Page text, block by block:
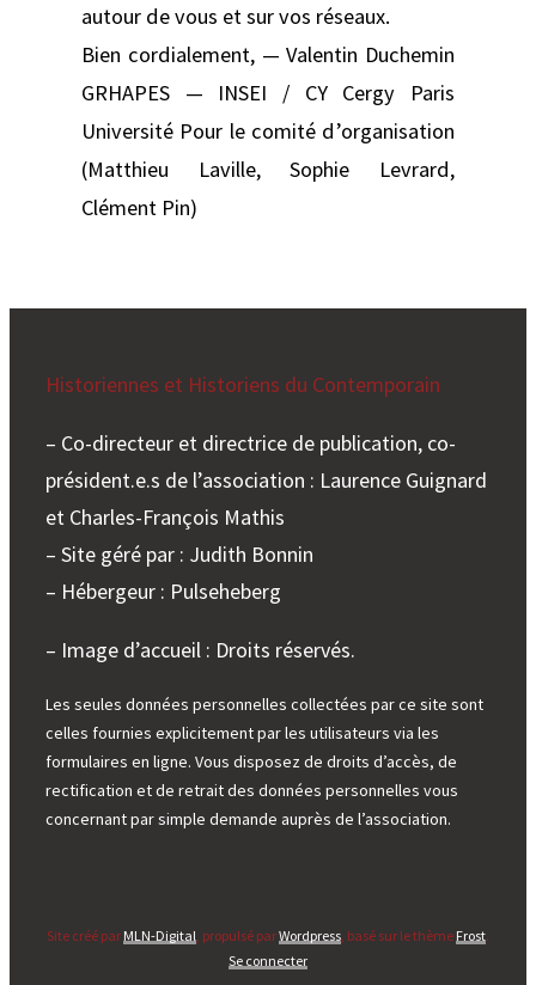
autour de vous et sur vos réseaux.
Bien cordialement, — Valentin Duchemin
GRHAPES — INSEI / CY Cergy Paris
Université Pour le comité d’organisation
(Matthieu Laville, Sophie Levrard,
Clément Pin)
Historiennes et Historiens du Contemporain
– Co-directeur et directrice de publication, co-
président.e.s de l’association : Laurence Guignard
et Charles-François Mathis
– Site géré par : Judith Bonnin
– Hébergeur : Pulseheberg
– Image d’accueil : Droits réservés.
Les seules données personnelles collectées par ce site sont
celles fournies explicitement par les utilisateurs via les
formulaires en ligne. Vous disposez de droits d’accès, de
rectification et de retrait des données personnelles vous
concernant par simple demande auprès de l’association.
Site créé par MLN-Digital , propulsé parWordpress , basé sur le thème Frost.
Se connecter